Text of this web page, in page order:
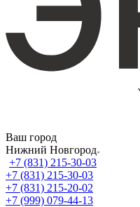
Ваш город
Нижний Новгород
+7 (831) 215-30-03
+7 (831) 215-30-03
+7 (831) 215-20-02
+7 (999) 079-44-13